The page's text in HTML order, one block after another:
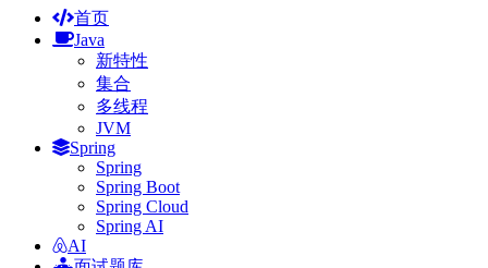
首页
Java
新特性
集合
多线程
JVM
Spring
Spring
Spring Boot
Spring Cloud
Spring AI
AI